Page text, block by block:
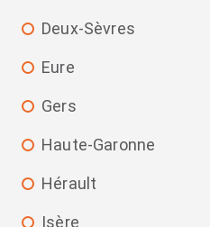
Deux-Sèvres
Eure
Gers
Haute-Garonne
Hérault
Isère